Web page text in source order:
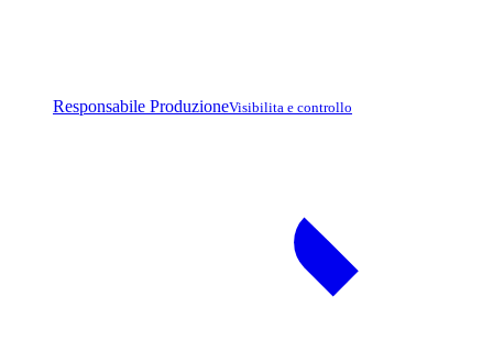
Responsabile ProduzioneVisibilita e controllo